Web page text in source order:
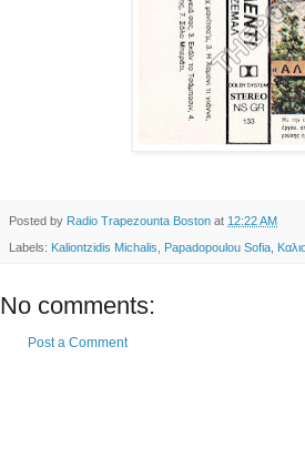
Posted by Radio Trapezounta Boston at 12:22 AM
Labels: Kaliontzidis Michalis Papadopoulou Sofia
No comments:
Post a Comment